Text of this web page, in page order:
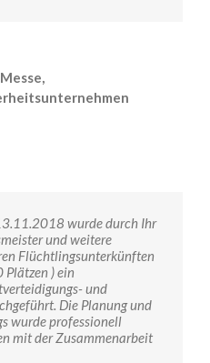
wurde durch Ihr
und weitere
Flüchtlingsunterkünften
Plätzen ) ein
und
Die Planung und
wurde professionell
mit der Zusammenarbeit